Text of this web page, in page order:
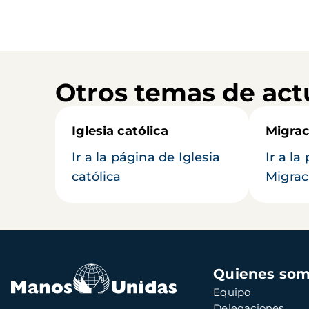
Otros temas de
Iglesia católica
Ir a la página de Iglesia
católica
Ir a la
Navegación
principal
Quienes
Equipo